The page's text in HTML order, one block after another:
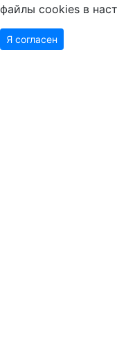
файлы cookies в
Я согласен